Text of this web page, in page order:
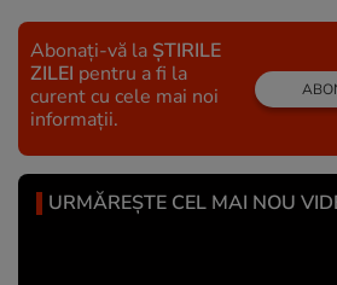
Abonați-vă la ȘTIRILE
ZILEI pentru a fi la
curent cu cele mai noi
informații.
URMĂREȘTE CEL MAI NOU